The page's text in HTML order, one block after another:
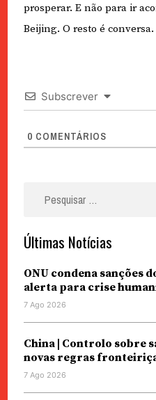
prosperar. E não para ir
Beijing. O resto é conversa.
Subscrever
0 COMENTÁRIOS
Últimas Notícias
ONU condena sanções
alerta para crise
7 Ago 2026
China | Controlo sobre
novas regras
7 Ago 2026